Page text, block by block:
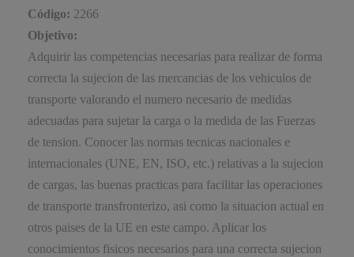
Código: 2266
Objetivo:
Adquirir las competencias necesarias para realizar de forma
correcta la sujecion de las mercancias de los vehiculos de
transporte valorando el numero necesario de medidas
adecuadas para sujetar la carga o la medida de las Fuerzas
de tension. Conocer las normas tecnicas nacionales e
internacionales (UNE, EN, ISO, etc.) relativas a la sujecion
de cargas, las buenas practicas para facilitar las operaciones
de transporte transfronterizo, asi como la situacion actual en
otros paises de la UE en este campo. Aplicar los
conocimientos fisicos necesarios para una correcta sujecion